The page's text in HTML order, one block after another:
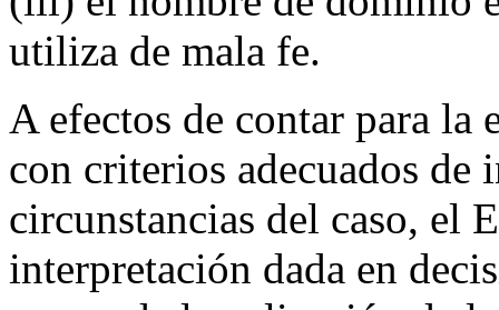
utiliza de mala fe.
A efectos de contar para la
con criterios adecuados de
circunstancias del caso, el
interpretación dada en